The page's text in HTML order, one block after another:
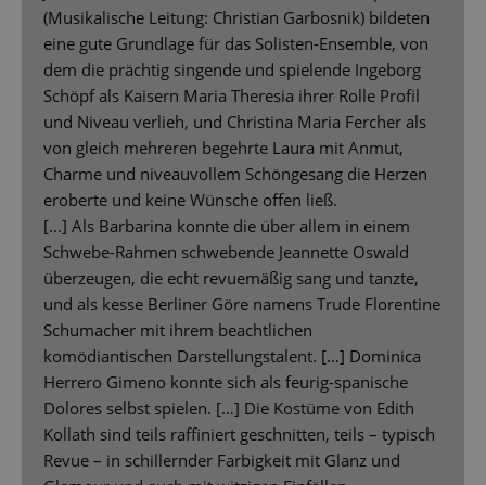
(Musikalische Leitung: Christian Garbosnik) bildeten
eine gute Grundlage für das Solisten-Ensemble, von
dem die prächtig singende und spielende Ingeborg
Schöpf als Kaisern Maria Theresia ihrer Rolle Profil
und Niveau verlieh, und Christina Maria Fercher als
von gleich mehreren begehrte Laura mit Anmut,
Charme und niveauvollem Schöngesang die Herzen
eroberte und keine Wünsche offen ließ.
[...] Als Barbarina konnte die über allem in einem
Schwebe-Rahmen schwebende Jeannette Oswald
überzeugen, die echt revuemäßig sang und tanzte,
und als kesse Berliner Göre namens Trude Florentine
Schumacher mit ihrem beachtlichen
komödiantischen Darstellungstalent. […] Dominica
Herrero Gimeno konnte sich als feurig-spanische
Dolores selbst spielen. […] Die Kostüme von Edith
Kollath sind teils raffiniert geschnitten, teils – typisch
Revue – in schillernder Farbigkeit mit Glanz und